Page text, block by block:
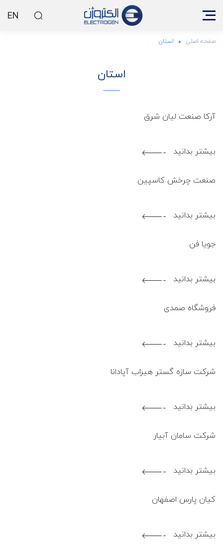
EN
صفحه اصلی استان
استان
آرکا صنعت لیان شرق
بیشتر بدانید
صنعت چرخش کاسپین
بیشتر بدانید
جویا فن
بیشتر بدانید
فروشگاه صمدی
بیشتر بدانید
شرکت سازه گستر هیراب آپادانا
بیشتر بدانید
شرکت سامان آبیار
بیشتر بدانید
کیان پارس اصفهان
بیشتر بدانید